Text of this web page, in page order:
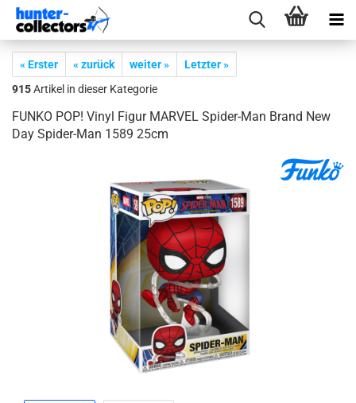
« Erster « zurück weiter »
Letzter »
915Artikel in dieser Kategorie
FUNKO POP! Vinyl Figur MAR­VEL Spider-​Man Brand New
Day Spider-​Man 1589 25cm